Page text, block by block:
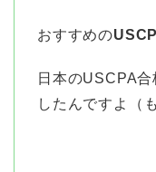
おすすめの
日本のUSCPA
したんですよ（